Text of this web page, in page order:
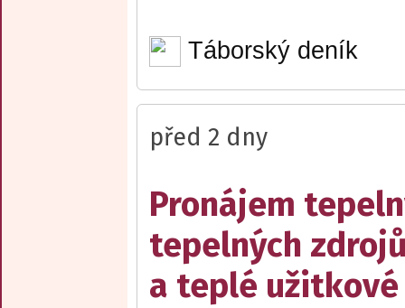
Táborský deník
před 2 dny
Pronájem
tepelných
a teplé užitkové